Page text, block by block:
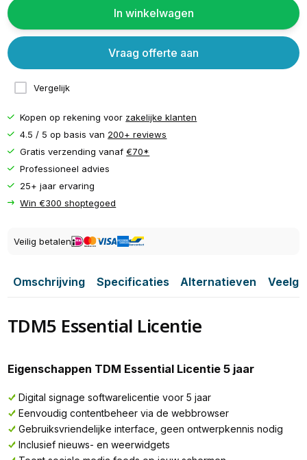
In winkelwagen
Vergelijk
Vraag offerte aan
Kopen op rekening voor zakelijke klanten
4.5 / 5 op basis van 200+ reviews
Gratis verzending vanaf€70*
Professioneel advies
25+ jaar ervaring
Win €300 shoptegoed
Veilig betalen
Omschrijving Specificaties Alternatieven
TDM5 Essential Licentie
Eigenschappen TDM Essential Licentie 5 jaar
Digital signage softwarelicentie voor 5 jaar
Eenvoudig contentbeheer via de webbrowser
Gebruiksvriendelijke interface, geen ontwerpkennis nodig
Inclusief nieuws- en weerwidgets